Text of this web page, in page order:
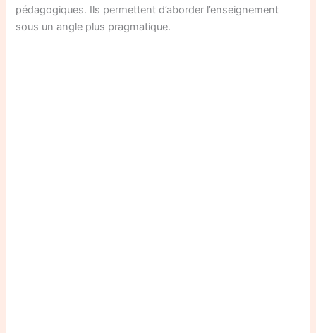
pédagogiques. Ils permettent d’aborder l’enseignement
sous un angle plus pragmatique.